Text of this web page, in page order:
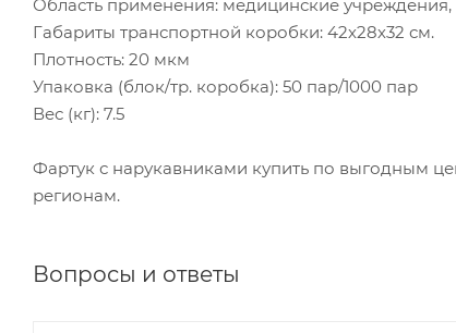
Область применения: медицинские
Габариты транспортной коробки: 42х28х32 см.
Плотность: 20 мкм
Упаковка (блок/тр. коробка): 50 пар/1000 пар
Вес (кг): 7.5
Фартук с нарукавниками купить по выгодным
регионам.
Вопросы и ответы